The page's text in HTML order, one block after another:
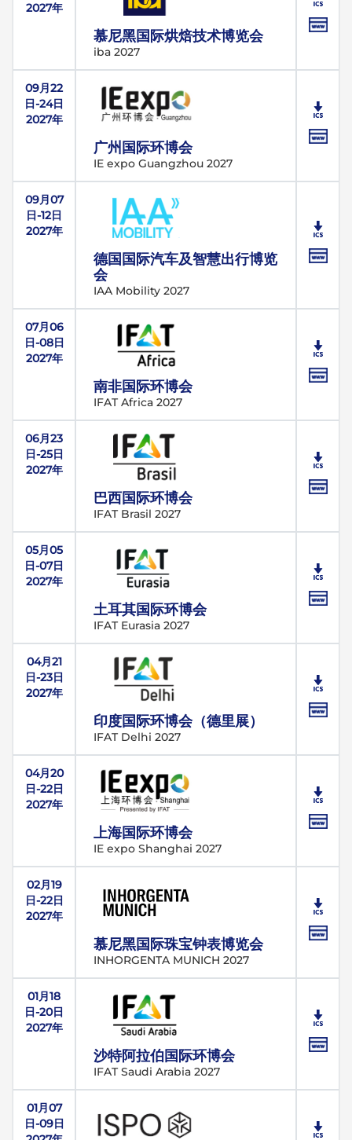
2027年
慕尼黑国际烘焙技术博览会
iba 2027
09月22
日-24日
2027年
广州国际环博会
IE expo Guangzhou 2027
09月07
日-12日
2027年
德国国际汽车及智慧出行博览
会
IAA Mobility 2027
07月06
日-08日
2027年
南非国际环博会
IFAT Africa 2027
06月23
日-25日
2027年
巴西国际环博会
IFAT Brasil 2027
05月05
日-07日
2027年
土耳其国际环博会
IFAT Eurasia 2027
04月21
日-23日
2027年
印度国际环博会（德里展）
IFAT Delhi 2027
04月20
日-22日
2027年
上海国际环博会
IE expo Shanghai 2027
02月19
日-22日
2027年
慕尼黑国际珠宝钟表博览会
INHORGENTA MUNICH 2027
01月18
日-20日
2027年
沙特阿拉伯国际环博会
IFAT Saudi Arabia 2027
01月07
日-09日